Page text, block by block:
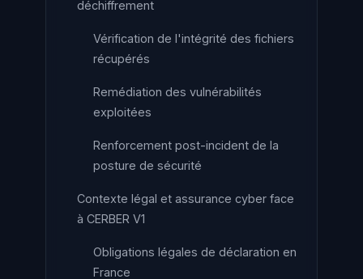
déchiffrement
Vérification de l'intégrité des fichiers
récupérés
Remédiation des vulnérabilités
exploitées
Renforcement post-incident de la
posture de sécurité
Contexte légal et assurance cyber face
à CERBER V1
Obligations légales de déclaration en
France